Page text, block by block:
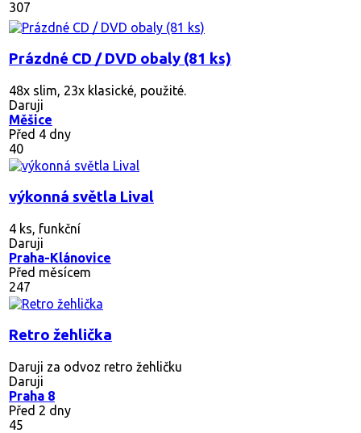
307
Prázdné CD / DVD obaly (81 ks)
48x slim, 23x klasické, použité.
Daruji
Měšice
Před 4 dny
40
výkonná světla Lival
4 ks, funkční
Daruji
Praha-Klánovice
Před měsícem
247
Retro žehlička
Daruji za odvoz retro žehličku
Daruji
Praha 8
Před 2 dny
45